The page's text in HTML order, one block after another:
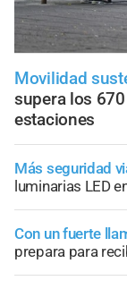
Movilidad
supera los
estaciones
Más seguridad
luminarias LED
Con un fuerte
prepara para